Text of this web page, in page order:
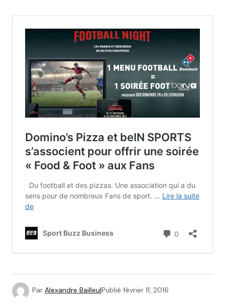
Par Alexandre BailleulPublié février 11, 2016